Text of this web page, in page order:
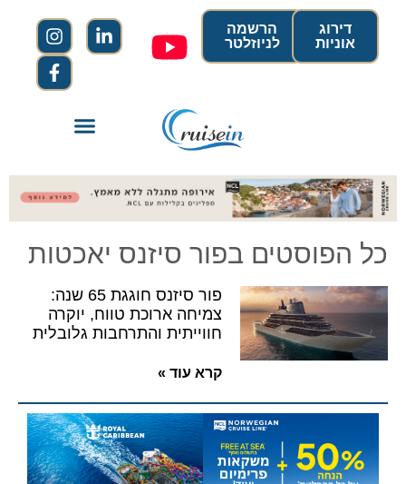
הרשמה
לניוזלטר
דירוג
אוניות
כל הפוסטים בפור סיזנס יאכטות
פור סיזנס חוגגת 65 שנה:
צמיחה ארוכת טווח, יוקרה
חווייתית והתרחבות גלובלית
קרא עוד »